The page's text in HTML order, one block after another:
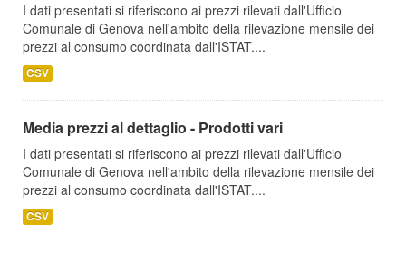
I dati presentati si riferiscono ai prezzi rilevati dall'Ufficio
Comunale di Genova nell'ambito della rilevazione mensile dei
prezzi al consumo coordinata dall'ISTAT....
CSV
Media prezzi al dettaglio - Prodotti vari
I dati presentati si riferiscono ai prezzi rilevati dall'Ufficio
Comunale di Genova nell'ambito della rilevazione mensile dei
prezzi al consumo coordinata dall'ISTAT....
CSV